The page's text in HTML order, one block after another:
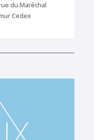
du Maréchal
Cedex